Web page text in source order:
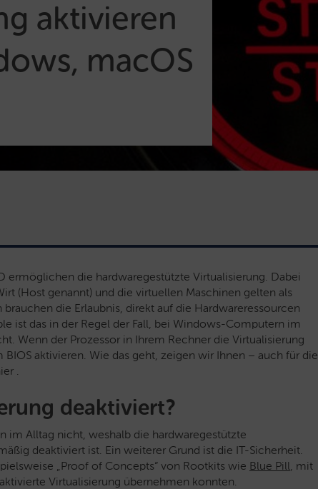
aktivieren
macOS
ermöglichen die hardwaregestützte Virtualisierung. Dabei
(Host genannt) und die virtuellen Maschinen gelten als
die Erlaubnis, direkt auf die Hardwareressourcen
ist das in der Regel der Fall, bei Windows-Computern im
Wenn der Prozessor in Ihrem Rechner die Virtualisierung
aktivieren. Wie das geht, zeigen wir Ihnen – auch für die
.
deaktiviert?
im Alltag nicht, weshalb die hardwaregestützte
deaktiviert ist. Ein weiterer Grund ist die IT-Sicherheit.
„Proof of Concepts“ von Rootkits wie Blue Pill, mit
Virtualisierung übernehmen konnten.